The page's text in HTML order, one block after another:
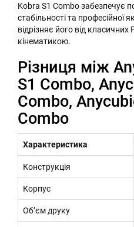
Kobra S1 Combo забезпечує
стабільності та професійної
відрізняє його від
кінематикою.
Різниця між
S1 Combo,
Combo,
Combo
Характеристика
Конструкція
Корпус
Обʼєм друку